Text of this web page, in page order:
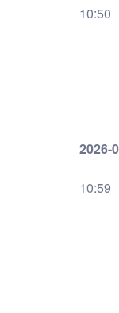
10:50
2026-
10:59